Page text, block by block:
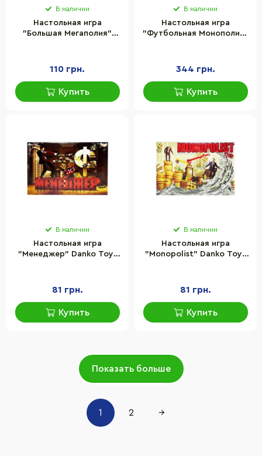
В наличии
Настольная игра
"Большая Мегаполия"
110 грн.
Купить
В наличии
Настольная игра
"Футбольная Монополия"
344 грн.
Купить
В наличии
Настольная игра
"Менеджер" Danko Toys
81 грн.
Купить
В наличии
Настольная игра
"Monopolist" Danko Toys
81 грн.
Купить
Показать больше
1 2 →